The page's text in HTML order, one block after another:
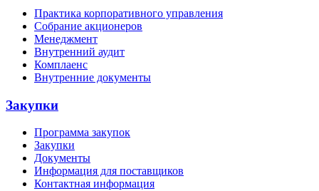
Практика корпоративного управления
Собрание акционеров
Менеджмент
Внутренний аудит
Комплаенс
Внутренние документы
Закупки
Программа закупок
Закупки
Документы
Информация для поставщиков
Контактная информация